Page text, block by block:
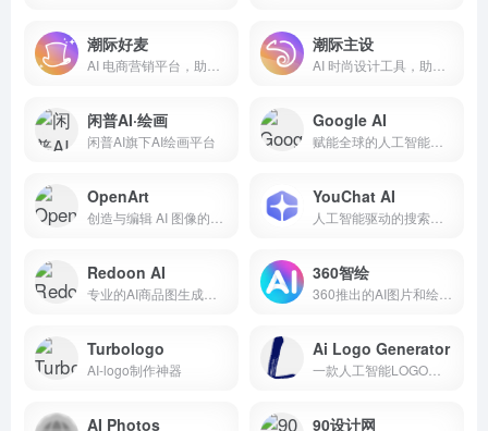
潮际好麦 潮际主设
闲普AI·绘画
闲普AI旗下AI绘画平台
Google AI
OpenArt YouChat AI
Redoon AI 360智绘
Turbologo
AI-logo制作神器
Ai Logo Generator
AI Photos 90设计网